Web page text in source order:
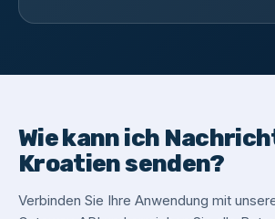
Wie kann ich
Kroatien senden?
Verbinden Sie Ihre Anwendung mit